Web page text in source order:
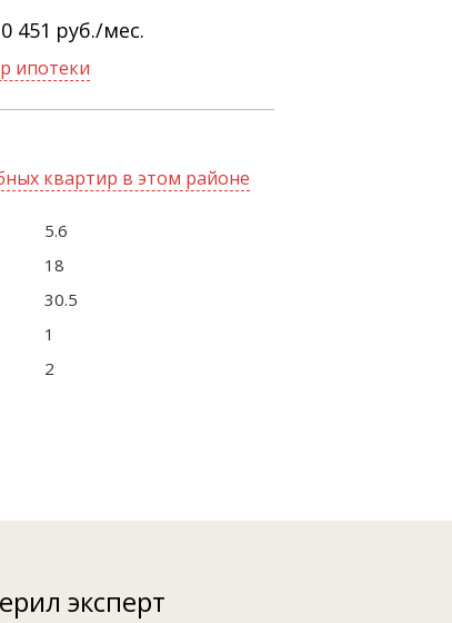
451 руб./мес.
ипотеки
квартир в этом районе
5.6
18
30.5
1
2
эксперт